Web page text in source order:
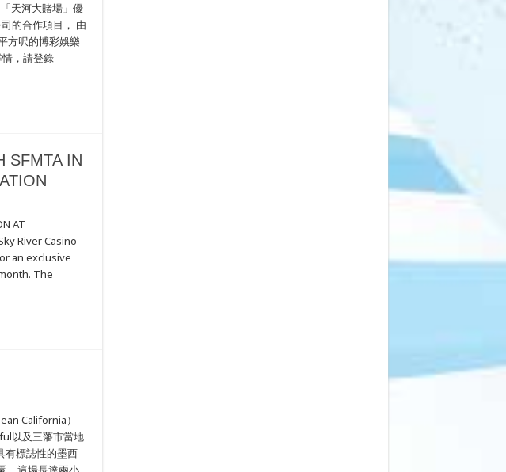
天河大賭場」優
的合作項目， 由
方呎的博彩娛樂
，請登錄
SFMTA IN
AT
River Casino
an exclusive
The
California）
以及三藩市當地
有標誌性的墨西